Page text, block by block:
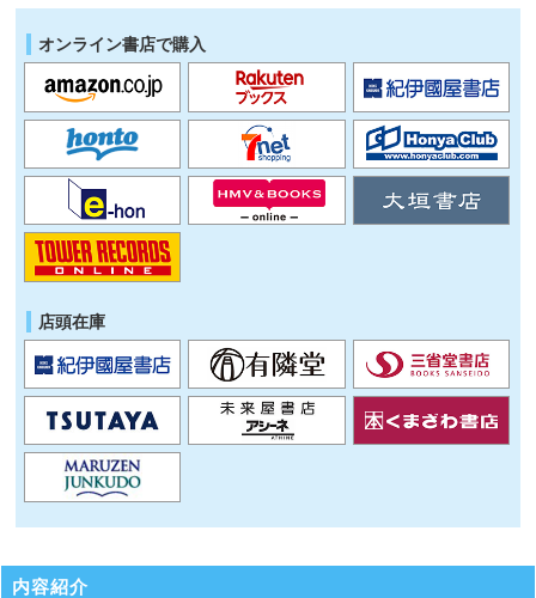
オンライン書店で購入
店頭在庫
内容紹介